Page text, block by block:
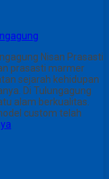
Nisan Prasasti
prasasti marmer
sejarah kehidupan
Di Tulungagung
alam berkualitas.
custom telah